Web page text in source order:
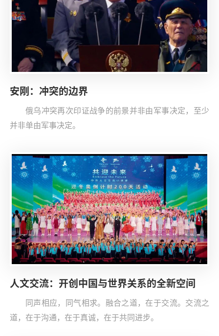
系，但国家间用本币结算的比例不断提高。但国际货币体
系的变革与调整是一个漫长的过程，对此我们必须保持客
安刚：冲突的边界
俄乌冲突再次印证战争的前景并非由军事决定，至少
并非单由军事决定。
人文交流：开创中国与世界关系的全新空间
同声相应，同气相求。融合之道，在于交流。交流之
道，在于沟通，在于真诚，在于共同进步。